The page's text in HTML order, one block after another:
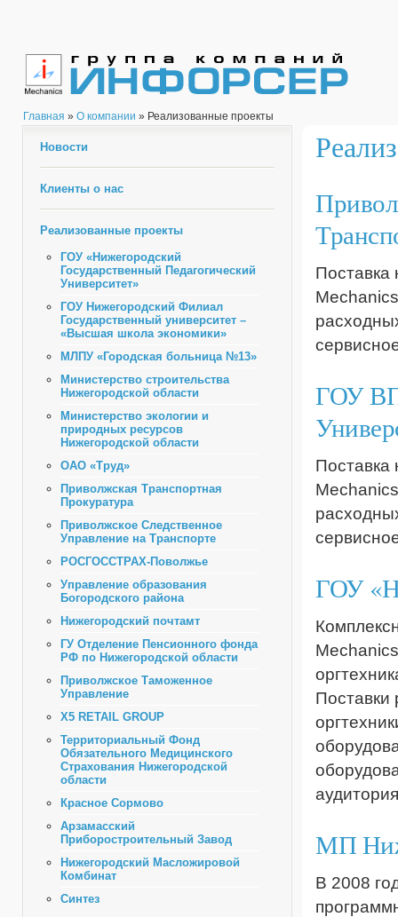
Главная » О компании » Реализованные проекты
Новости
Клиенты о нас
Реализованные проекты
ГОУ «Нижегородский
Государственный Педагогический
Университет»
ГОУ Нижегородский Филиал
Государственный университет –
«Высшая школа экономики»
МЛПУ «Городская больница №13»
Министерство строительства
Нижегородской области
Министерство экологии и
природных ресурсов
Нижегородской области
ОАО «Труд»
Приволжская Транспортная
Прокуратура
Приволжское Следственное
Управление на Транспорте
РОСГОССТРАХ-Поволжье
Управление образования
Богородского района
Нижегородский почтамт
ГУ Отделение Пенсионного фонда
РФ по Нижегородской области
Приволжское Таможенное
Управление
X5 RETAIL GROUP
Территориальный Фонд
Обязательного Медицинского
Страхования Нижегородской
области
Красное Сормово
Арзамасский
Приборостроительный Завод
Нижегородский Масложировой
Комбинат
Синтез
Поставка
ГОУ
Поставка
ГОУ
Поставки
МП
В 2008